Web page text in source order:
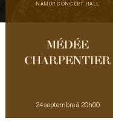
NAMUR CONCERT HALL
MÉDÉE
CHARPENTIER
24 septembre à 20h00